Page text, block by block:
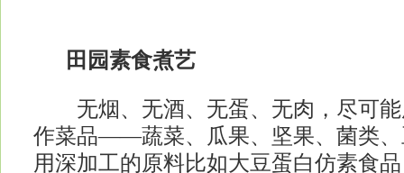
田园素食煮艺
无烟、无酒、无蛋、无肉，尽可能
作菜品——蔬菜、瓜果、坚果、菌类、
用深加工的原料比如大豆蛋白仿素食